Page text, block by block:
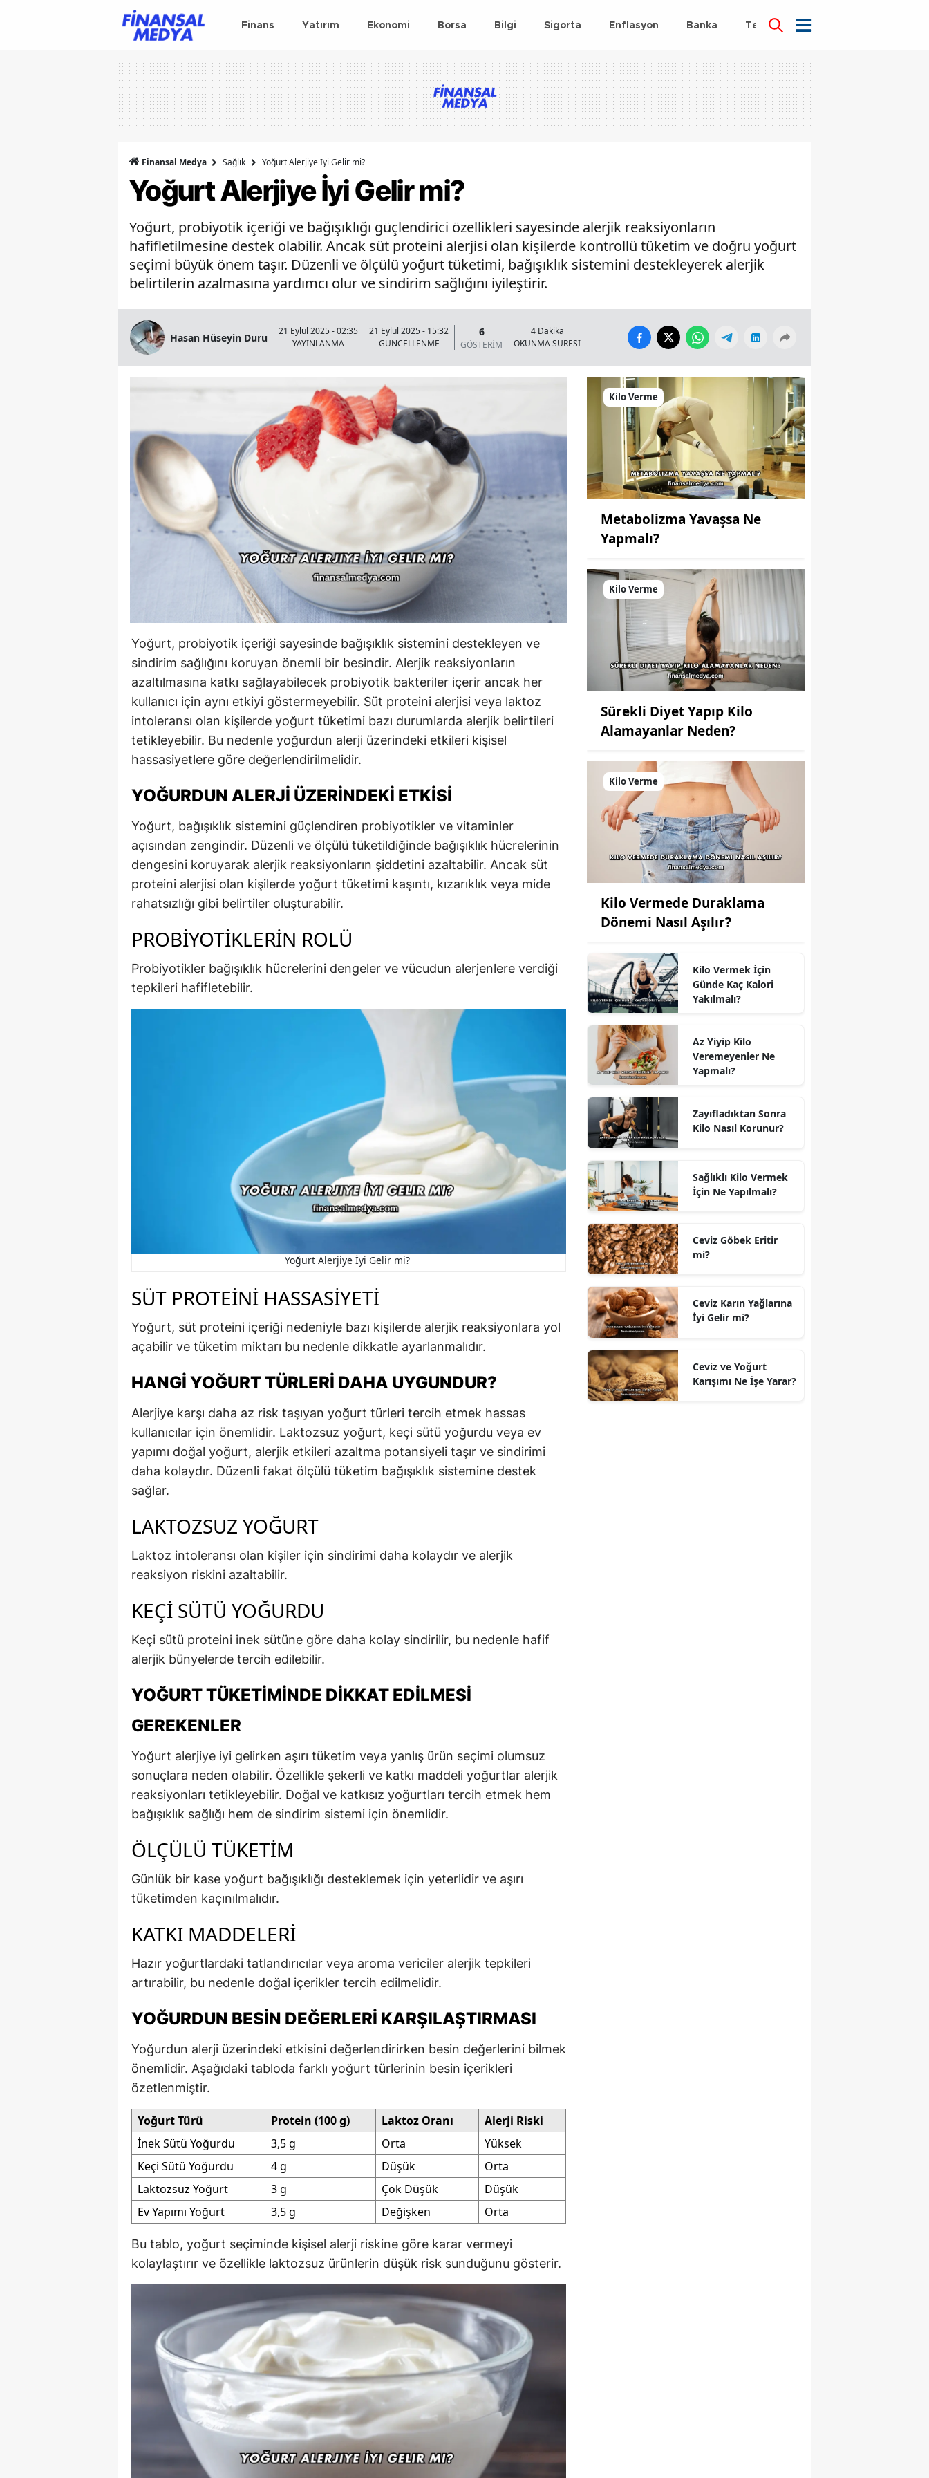
Finans Yatırım Ekonomi Borsa Bilgi Sigorta Enflasyon Banka Teknoloji
Finansal Medya Sağlık Yoğurt Alerjiye İyi Gelir mi?
Yoğurt Alerjiye İyi Gelir mi?
Yoğurt, probiyotik içeriği ve bağışıklığı güçlendirici özellikleri sayesinde alerjik reaksiyonların
hafifletilmesine destek olabilir. Ancak süt proteini alerjisi olan kişilerde kontrollü tüketim ve doğru yoğurt
seçimi büyük önem taşır. Düzenli ve ölçülü yoğurt tüketimi, bağışıklık sistemini destekleyerek alerjik
belirtilerin azalmasına yardımcı olur ve sindirim sağlığını iyileştirir.
Hasan Hüseyin Duru
21 Eylül 2025 - 02:35
YAYINLANMA
21 Eylül 2025 - 15:32
GÜNCELLENME
6
GÖSTERİM
4 Dakika
OKUNMA SÜRESİ
Yoğurt, probiyotik içeriği sayesinde bağışıklık sistemini destekleyen ve
sindirim sağlığını koruyan önemli bir besindir. Alerjik reaksiyonların
azaltılmasına katkı sağlayabilecek probiyotik bakteriler içerir ancak her
kullanıcı için aynı etkiyi göstermeyebilir. Süt proteini alerjisi veya laktoz
intoleransı olan kişilerde yoğurt tüketimi bazı durumlarda alerjik belirtileri
tetikleyebilir. Bu nedenle yoğurdun alerji üzerindeki etkileri kişisel
hassasiyetlere göre değerlendirilmelidir.
YOĞURDUN ALERJI ÜZERINDEKI ETKISI
Yoğurt, bağışıklık sistemini güçlendiren probiyotikler ve vitaminler
açısından zengindir. Düzenli ve ölçülü tüketildiğinde bağışıklık hücrelerinin
dengesini koruyarak alerjik reaksiyonların şiddetini azaltabilir. Ancak süt
proteini alerjisi olan kişilerde yoğurt tüketimi kaşıntı, kızarıklık veya mide
rahatsızlığı gibi belirtiler oluşturabilir.
PROBIYOTIKLERIN ROLÜ
Probiyotikler bağışıklık hücrelerini dengeler ve vücudun alerjenlere verdiği
tepkileri hafifletebilir.
Yoğurt Alerjiye İyi Gelir mi?
SÜT PROTEINI HASSASIYETI
Yoğurt, süt proteini içeriği nedeniyle bazı kişilerde alerjik reaksiyonlara yol
açabilir ve tüketim miktarı bu nedenle dikkatle ayarlanmalıdır.
HANGI YOĞURT TÜRLERI DAHA UYGUNDUR?
Alerjiye karşı daha az risk taşıyan yoğurt türleri tercih etmek hassas
kullanıcılar için önemlidir. Laktozsuz yoğurt, keçi sütü yoğurdu veya ev
yapımı doğal yoğurt, alerjik etkileri azaltma potansiyeli taşır ve sindirimi
daha kolaydır. Düzenli fakat ölçülü tüketim bağışıklık sistemine destek
sağlar.
LAKTOZSUZ YOĞURT
Laktoz intoleransı olan kişiler için sindirimi daha kolaydır ve alerjik
reaksiyon riskini azaltabilir.
KEÇI SÜTÜ YOĞURDU
Keçi sütü proteini inek sütüne göre daha kolay sindirilir, bu nedenle hafif
alerjik bünyelerde tercih edilebilir.
YOĞURT TÜKETIMINDE DIKKAT EDILMESI
GEREKENLER
Yoğurt alerjiye iyi gelirken aşırı tüketim veya yanlış ürün seçimi olumsuz
sonuçlara neden olabilir. Özellikle şekerli ve katkı maddeli yoğurtlar alerjik
reaksiyonları tetikleyebilir. Doğal ve katkısız yoğurtları tercih etmek hem
bağışıklık sağlığı hem de sindirim sistemi için önemlidir.
ÖLÇÜLÜ TÜKETIM
Günlük bir kase yoğurt bağışıklığı desteklemek için yeterlidir ve aşırı
tüketimden kaçınılmalıdır.
KATKI MADDELERI
Hazır yoğurtlardaki tatlandırıcılar veya aroma vericiler alerjik tepkileri
artırabilir, bu nedenle doğal içerikler tercih edilmelidir.
YOĞURDUN BESIN DEĞERLERI KARŞILAŞTIRMASI
Yoğurdun alerji üzerindeki etkisini değerlendirirken besin değerlerini bilmek
önemlidir. Aşağıdaki tabloda farklı yoğurt türlerinin besin içerikleri
özetlenmiştir.
Yoğurt Türü Protein (100 g) Laktoz Oranı
Alerji Riski
İnek Sütü Yoğurdu
3,5 g Orta
Yüksek
Keçi Sütü Yoğurdu
4 g Düşük
Orta
Laktozsuz Yoğurt
3 g Çok Düşük
Düşük
Ev Yapımı Yoğurt
3,5 g Değişken Orta
Bu tablo, yoğurt seçiminde kişisel alerji riskine göre karar vermeyi
kolaylaştırır ve özellikle laktozsuz ürünlerin düşük risk sunduğunu gösterir.
Kilo Verme
Metabolizma Yavaşsa Ne
Yapmalı?
Kilo Verme
Sürekli Diyet Yapıp Kilo
Alamayanlar Neden?
Kilo Verme
Kilo Vermede Duraklama
Dönemi Nasıl Aşılır?
Kilo Vermek İçin
Günde Kaç Kalori
Yakılmalı?
Az Yiyip Kilo
Veremeyenler Ne
Yapmalı?
Zayıfladıktan Sonra
Kilo Nasıl Korunur?
Sağlıklı Kilo Vermek
İçin Ne Yapılmalı?
Ceviz Göbek Eritir
mi?
Ceviz Karın Yağlarına
İyi Gelir mi?
Ceviz ve Yoğurt
Karışımı Ne İşe Yarar?